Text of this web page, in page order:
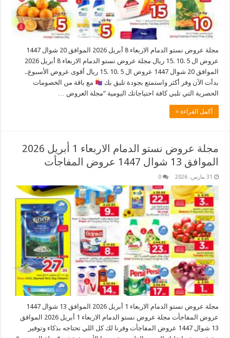
مجلة عروض نستو الدمام الاربعاء 8 أبريل 2026 الموافق 20 شوال 1447
عروض ال 5 .10 .15 ريال مجلة عروض نستو الدمام الاربعاء 8 أبريل 2026
الموافق 20 شوال 1447 عروض ال 5 .10 .15 ريال أقوى عروض الأسبوع..
بدأت الآن وفر أكثر واستمتع بجودة تليق بك
مع باقة من الخصومات
الحصرية التي تلبي كافة احتياجاتك اليومية “مجلة العروض …
أكمل القراءة »
مجلة عروض نستو الدمام الاربعاء 1 أبريل 2026
الموافق 13 شوال 1447 عروض المفاجأت
31 مارس، 2026 0
مجلة عروض نستو الدمام الاربعاء 1 أبريل 2026 الموافق 13 شوال 1447
عروض المفاجأت مجلة عروض نستو الدمام الاربعاء 1 أبريل 2026 الموافق
13 شوال 1447 عروض المفاجأت وفرنا لك كل اللي تحتاجه بذكاء وتوفير